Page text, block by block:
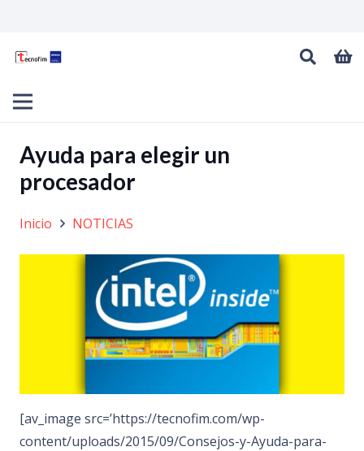
Ayuda para elegir un
procesador
Inicio NOTICIAS
[av_image src=’https://tecnofim.com/wp-
content/uploads/2015/09/Consejos-y-Ayuda-para-